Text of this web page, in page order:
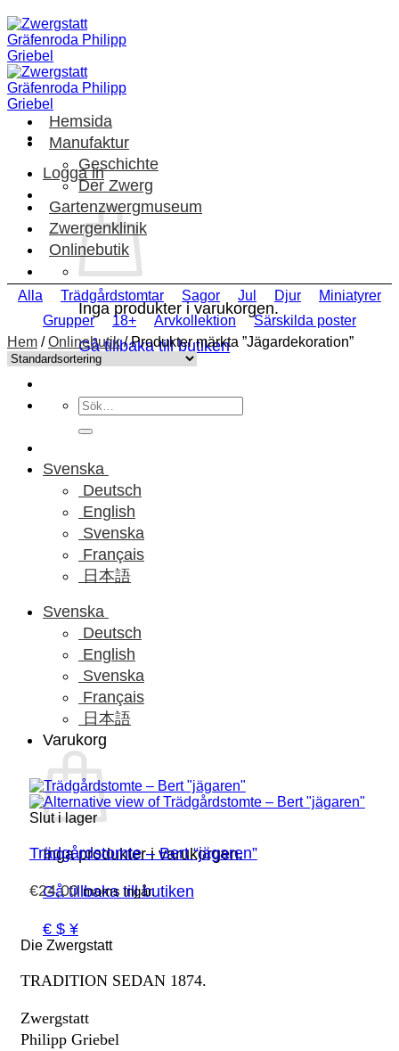
Skip
to
content
Logga in
Inga produkter i varukorgen.
Gå tillbaka till butiken
Sök
efter:
Svenska
Deutsch
English
Svenska
Français
日本語
Svenska
Deutsch
English
Svenska
Français
日本語
Varukorg
Inga produkter i varukorgen.
Gå tillbaka till butiken
€ $ ¥
Hemsida
Manufaktur
Geschichte
Der Zwerg
Gartenzwergmuseum
Zwergenklinik
Onlinebutik
Alla Trädgårdstomtar Sagor Jul Djur
Miniatyrer
Grupper
18+ Arvkollektion
Särskilda poster
Hem / Onlinebutik /Produkter märkta ”Jägardekoration”
Slut i lager
Trädgårdstomte – Bert “jägaren”
€24,00 moms ingår.
Die Zwergstatt
TRADITION SEDAN 1874.
Zwergstatt
Philipp Griebel